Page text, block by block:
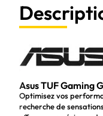
Asus TUF Gaming
Optimisez vos
recherche de